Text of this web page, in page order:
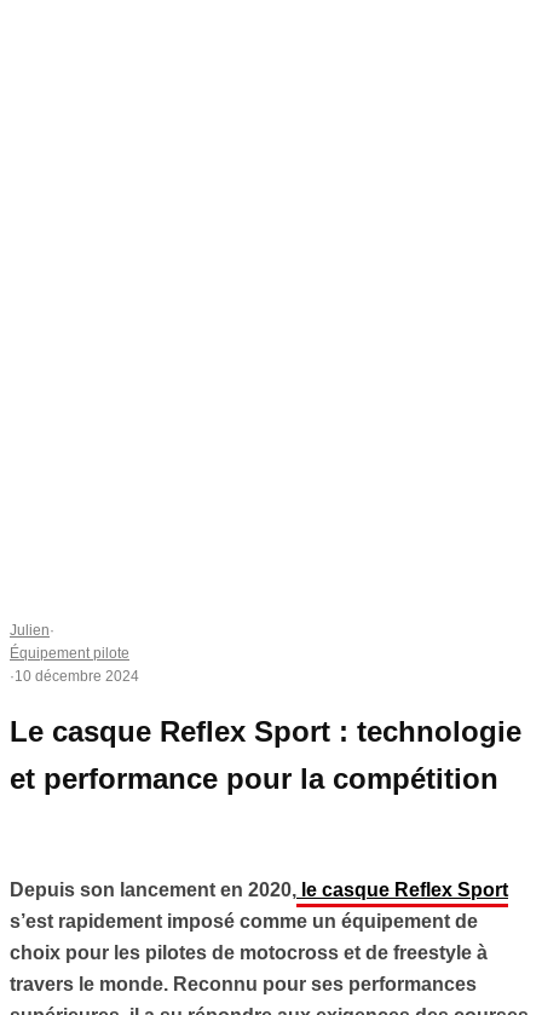
Julien·
Équipement pilote
·10 décembre 2024
Le casque Reflex Sport : technologie
et performance pour la compétition
Depuis son lancement en 2020, le casque Reflex Sport
s’est rapidement imposé comme un équipement de
choix pour les pilotes de motocross et de freestyle à
travers le monde. Reconnu pour ses performances